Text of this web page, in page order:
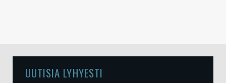
UUTISIA LYHYESTI